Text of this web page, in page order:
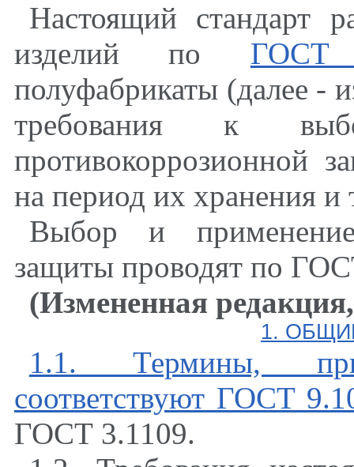
Настоящий стандарт
изделий по ГОСТ
полуфабрикаты (далее -
требования к
противокоррозионной
на период их хранения и
Выбор и
защиты проводят по
(Измененная
1.
1.1. Термины,
соответствуют ГОСТ
ГОСТ 3.1109.